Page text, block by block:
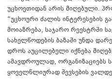
უცხოეთიდან არის მიღებული.
“უცხოური ძალის ინტერესების
მოიაზრება, საჯარო რეესტრში
სახელწოდების ბაზაში უნდა
დროს აუცილებელი იქნება
ამავდროულად, ორგანიზაციებს
ყოველწლიურად შევსების